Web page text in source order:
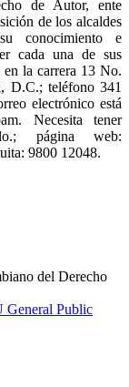
de Autor, ente
de los alcaldes
conocimiento e
cada una de sus
en la carrera 13 No.
D.C.; teléfono 341
electrónico está
Necesita tener
; página web:
9800 12048.
del Derecho
General Public